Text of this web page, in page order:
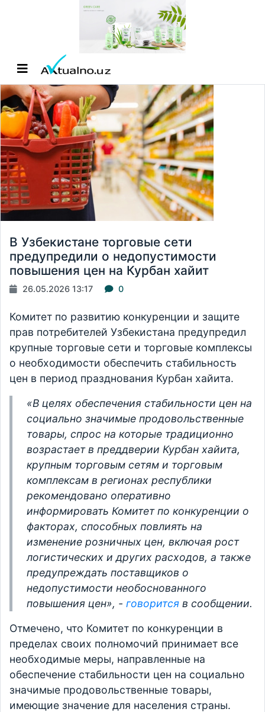
В Узбекистане торговые сети
предупредили о недопустимости
повышения цен на Курбан хайит
26.05.2026 13:17 0
Комитет по развитию конкуренции и защите
прав потребителей Узбекистана предупредил
крупные торговые сети и торговые комплексы
о необходимости обеспечить стабильность
цен в период празднования Курбан хайита.
«В целях обеспечения стабильности цен на
социально значимые продовольственные
товары, спрос на которые традиционно
возрастает в преддверии Курбан хайита,
крупным торговым сетям и торговым
комплексам в регионах республики
рекомендовано оперативно
информировать Комитет по конкуренции о
факторах, способных повлиять на
изменение розничных цен, включая рост
логистических и других расходов, а также
предупреждать поставщиков о
недопустимости необоснованного
повышения цен», - говорится в сообщении.
Отмечено, что Комитет по конкуренции в
пределах своих полномочий принимает все
необходимые меры, направленные на
обеспечение стабильности цен на социально
значимые продовольственные товары,
имеющие значение для населения страны.